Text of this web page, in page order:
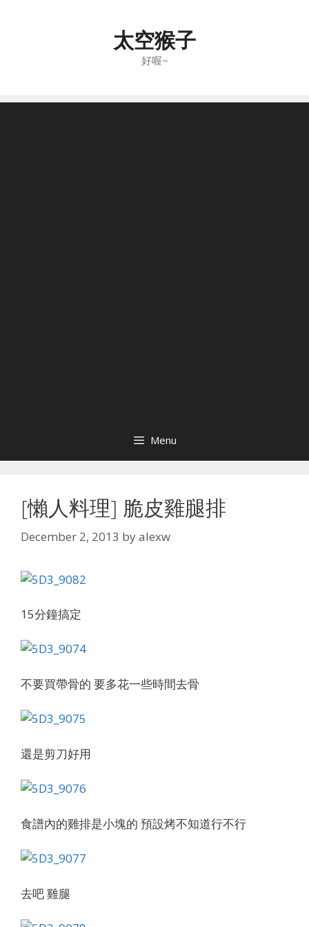
太空猴子
好喔~
Menu
[懶人料理] 脆皮雞腿排
December 2, 2013 byalexw
15分鐘搞定
不要買帶骨的 要多花一些時間去骨
還是剪刀好用
食譜內的雞排是小塊的 預設烤不知道行不行
去吧 雞腿